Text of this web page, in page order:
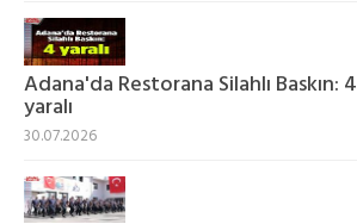
Adana'da Restorana Silahlı Baskın: 4
yaralı
30.07.2026